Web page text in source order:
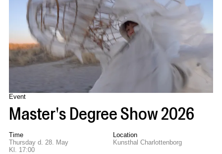
Event
Time
Thursday d. 28. May
Kl. 17:00
Location
Kunsthal Charlottenborg
Master's Degree Show 2026